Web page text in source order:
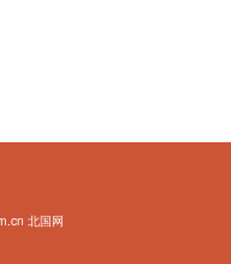
北国网